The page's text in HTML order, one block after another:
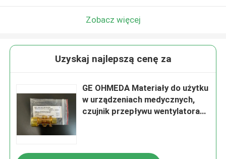
Zobacz więcej
Uzyskaj najlepszą cenę za
GE OHMEDA Materiały do użytku
w urządzeniach medycznych,
czujnik przepływu wentylatora